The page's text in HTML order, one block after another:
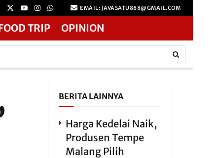
EMAIL: JAVASATU888@GMAIL.COM
TRIP OPINION
BERITA LAINNYA
Harga Kedelai Naik,
Produsen Tempe
Malang Pilih